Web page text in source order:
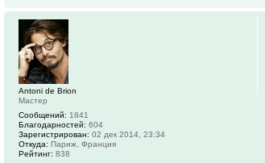
Antoni de Brion
Мастер
Сообщений: 1841
Благодарностей: 604
Зарегистрирован: 02 дек 2014, 23:34
Откуда: Париж, Франция
Рейтинг: 838